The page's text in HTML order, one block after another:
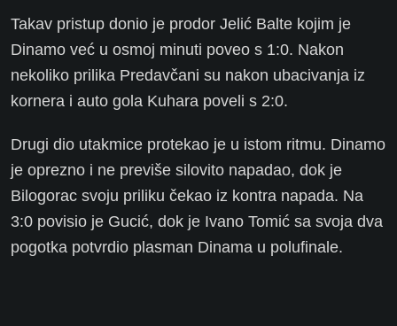
Takav pristup donio je prodor Jelić Balte kojim je
Dinamo već u osmoj minuti poveo s 1:0. Nakon
nekoliko prilika Predavčani su nakon ubacivanja iz
kornera i auto gola Kuhara poveli s 2:0.
Drugi dio utakmice protekao je u istom ritmu. Dinamo
je oprezno i ne previše silovito napadao, dok je
Bilogorac svoju priliku čekao iz kontra napada. Na
3:0 povisio je Gucić, dok je Ivano Tomić sa svoja dva
pogotka potvrdio plasman Dinama u polufinale.